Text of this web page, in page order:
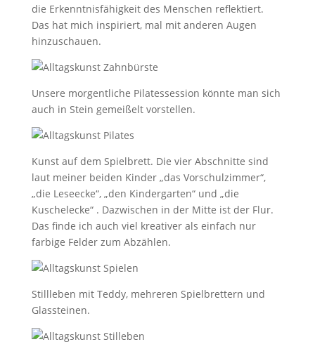
die Erkenntnisfähigkeit des Menschen reflektiert.
Das hat mich inspiriert, mal mit anderen Augen
hinzuschauen.
Unsere morgentliche Pilatessession könnte man sich
auch in Stein gemeißelt vorstellen.
Kunst auf dem Spielbrett. Die vier Abschnitte sind
laut meiner beiden Kinder „das Vorschulzimmer“,
„die Leseecke“, „den Kindergarten“ und „die
Kuschelecke“ . Dazwischen in der Mitte ist der Flur.
Das finde ich auch viel kreativer als einfach nur
farbige Felder zum Abzählen.
Stillleben mit Teddy, mehreren Spielbrettern und
Glassteinen.